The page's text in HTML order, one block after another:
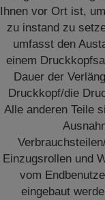
Ihnen vor Ort ist,
zu instand zu
umfasst den
einem
Dauer der
Druckkopf/die
Alle anderen Teile
Einzugsrollen und
vom
eingebaut